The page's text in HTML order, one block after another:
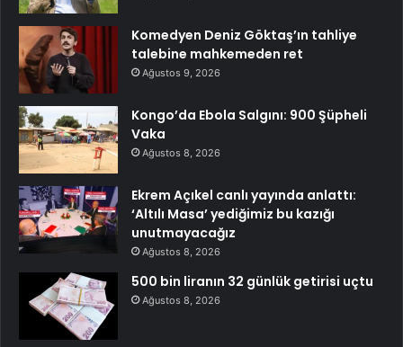
Komedyen Deniz Göktaş’ın tahliye
talebine mahkemeden ret
Ağustos 9, 2026
Kongo’da Ebola Salgını: 900 Şüpheli
Vaka
Ağustos 8, 2026
Ekrem Açıkel canlı yayında anlattı:
‘Altılı Masa’ yediğimiz bu kazığı
unutmayacağız
Ağustos 8, 2026
500 bin liranın 32 günlük getirisi uçtu
Ağustos 8, 2026